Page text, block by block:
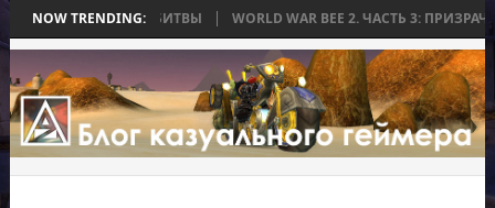
NOW TRENDING:
БЕЗ БИТВЫ WORLD WAR BEE 2. ЧАСТЬ 3: ПРИЗРАЧНЫЕ